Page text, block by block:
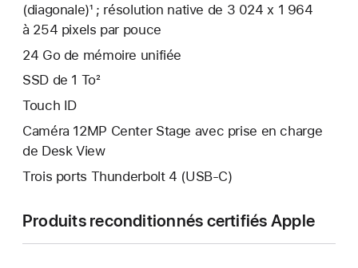
(diagonale)¹ ; résolution native de 3 024 x 1 964
à 254 pixels par pouce
24 Go de mémoire unifiée
SSD de 1 To²
Touch ID
Caméra 12MP Center Stage avec prise en charge
de Desk View
Trois ports Thunderbolt 4 (USB-C)
Produits reconditionnés certifiés Apple